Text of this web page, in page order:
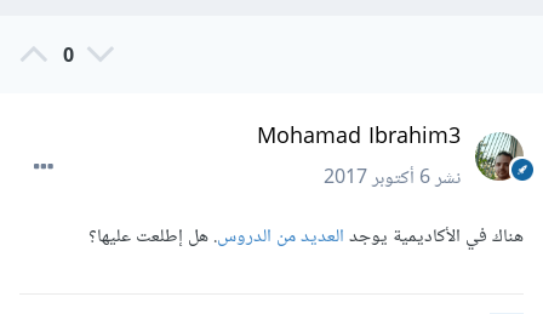
0
Mohamad Ibrahim3
نشر6 أكتوبر 2017
هناك في الأكاديمية يوجدالعديد من الدروس. هل إطلعت عليها؟